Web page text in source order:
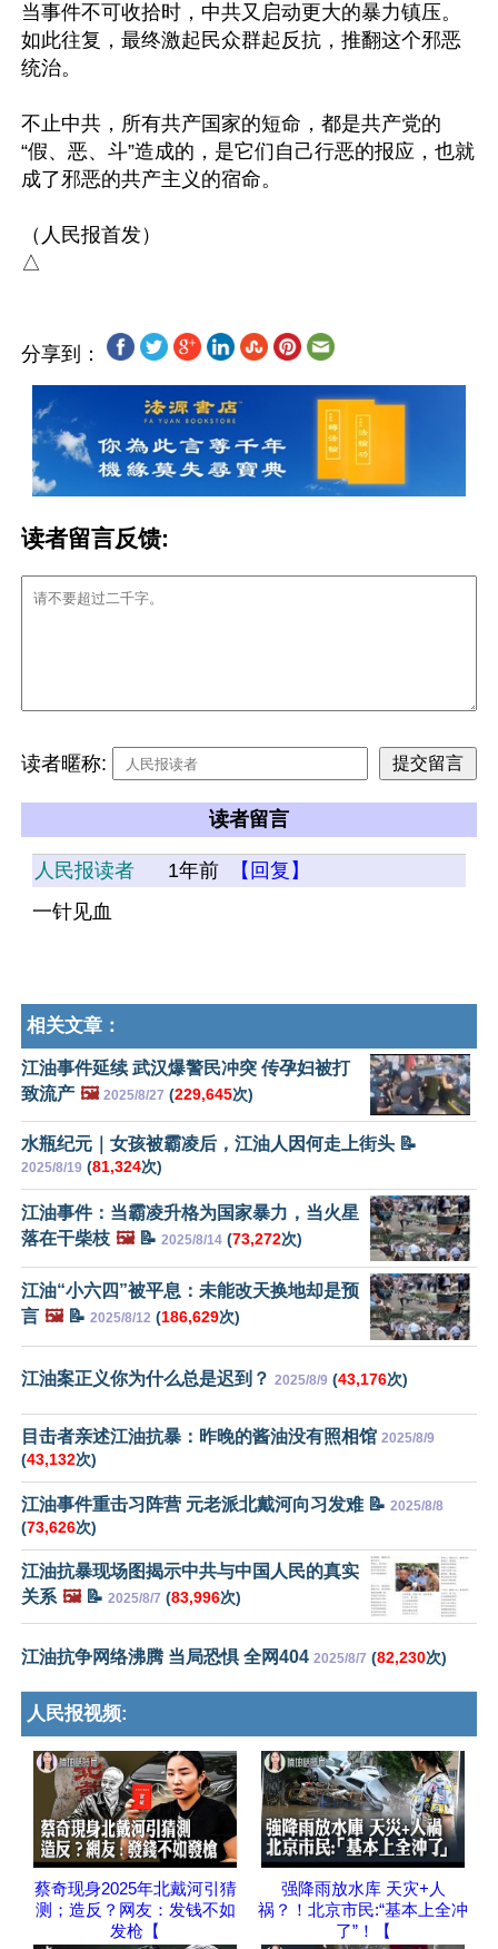
当事件不可收拾时，中共又启动更大的暴力镇压。
如此往复，最终激起民众群起反抗，推翻这个邪恶
统治。
不止中共，所有共产国家的短命，都是共产党的
“假、恶、斗”造成的，是它们自己行恶的报应，也就
成了邪恶的共产主义的宿命。
（人民报首发）
分享到：
读者留言反馈:
读者暱称:
读者留言
人民报读者 1年前
【回复】
一针见血
相关文章：
江油事件延续 武汉爆警民冲突 传孕妇被打
致流产 🖼️ 2025/8/27 (229,645次)
水瓶纪元｜女孩被霸凌后，江油人因何走上街头 📝
2025/8/19 (81,324次)
江油事件：当霸凌升格为国家暴力，当火星
落在干柴枝 🖼️📝 2025/8/14 (73,272次)
江油“小六四”被平息：未能改天换地却是预
言 🖼️📝 2025/8/12 (186,629次)
江油案正义你为什么总是迟到？ 2025/8/9 (43,176次)
目击者亲述江油抗暴：昨晚的酱油没有照相馆 2025/8/9
(43,132次)
江油事件重击习阵营 元老派北戴河向习发难 📝 2025/8/8
(73,626次)
江油抗暴现场图揭示中共与中国人民的真实
关系 🖼️📝 2025/8/7 (83,996次)
江油抗争网络沸腾 当局恐惧 全网404 2025/8/7 (82,230次)
人民报视频:
蔡奇现身2025年北戴河引猜
测；造反？网友：发钱不如
发枪【
强降雨放水库 天灾+人
祸？！北京市民:“基本上全冲
了”！【